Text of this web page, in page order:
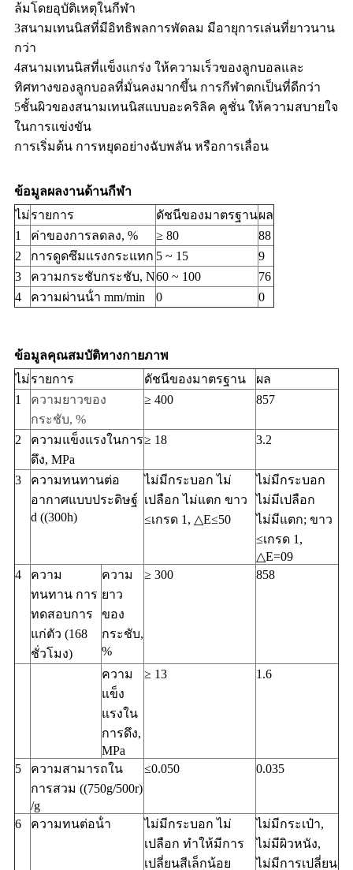
ล้มโดยอุบัติเหตุในกีฬา
3สนามเทนนิสที่มีอิทธิพลการพัดลม มีอายุการเล่นที่ยาวนาน
กว่า
4สนามเทนนิสที่แข็งแกร่ง ให้ความเร็วของลูกบอลและ
ทิศทางของลูกบอลที่มั่นคงมากขึ้น การกีฬาตกเป็นที่ดีกว่า
5ชั้นผิวของสนามเทนนิสแบบอะคริลิค คูชั่น ให้ความสบายใจ
ในการแข่งขัน
การเริ่มต้น การหยุดอย่างฉับพลัน หรือการเลื่อน
ข้อมูลผลงานด้านกีฬา
ไม่รายการ ดัชนีของมาตรฐานผล
1
ค่าของการลดลง, % ≥ 80
88
2
การดูดซึมแรงกระแทก 5 ~ 15
9
3
ความกระชับกระชับ, N60 ~ 100
76
4
ความผ่านน้ํา mm/min 0 0
ข้อมูลคุณสมบัติทางกายภาพ
ไม่รายการ ดัชนีของมาตรฐาน
ผล
1
ความยาวของ
กระชับ, %
≥ 400 857
2
ความแข็งแรงในการ
ดึง, MPa
≥ 18 3.2
3
ความทนทานต่อ
อากาศแบบประดิษฐ์
d ((300h)
ไม่มีกระบอก ไม่
เปลือก ไม่แตก ขาว
≤เกรด 1, △E≤50
ไม่มีกระบอก
ไม่มีเปลือก
ไม่มีแตก; ขาว
≤เกรด 1,
△E=09
4
ความ
ทนทาน การ
ทดสอบการ
แก่ตัว (168
ชั่วโมง)
ความ
ยาว
ของ
กระชับ,
%
≥ 300 858
ความ
แข็ง
แรงใน
การดึง,
MPa
≥ 13 1.6
5
ความสามารถใน
การสวม ((750g/500r)
/g
≤0.050 0.035
6 ความทนต่อน้ํา
ไม่มีกระบอก ไม่
เปลือก ทําให้มีการ
เปลี่ยนสีเล็กน้อย
ไม่มีกระเป๋า,
ไม่มีผิวหนัง,
ไม่มีการเปลี่ยน